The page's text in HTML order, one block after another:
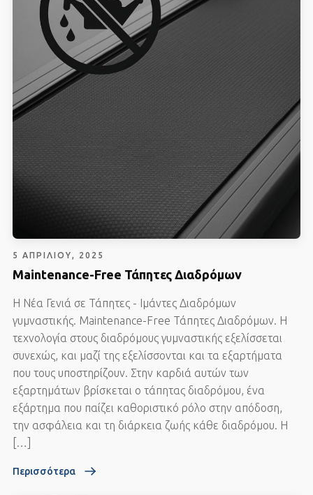
5 ΑΠΡΙΛΊΟΥ, 2025
Maintenance-Free Τάπητες Διαδρόμων
Η Νέα Γενιά σε Τάπητες - Ιμάντες Διαδρόμων
γυμναστικής. Maintenance-Free Τάπητες Διαδρόμων. Η
τεχνολογία στους διαδρόμους γυμναστικής εξελίσσεται
συνεχώς, και μαζί της εξελίσσονται και τα εξαρτήματα
που τους υποστηρίζουν. Στην καρδιά αυτών των
εξαρτημάτων βρίσκεται ο τάπητας διαδρόμου, ένα
εξάρτημα που παίζει καθοριστικό ρόλο στην απόδοση,
την ασφάλεια και τη διάρκεια ζωής κάθε διαδρόμου. Η
[…]
Περισσότερα